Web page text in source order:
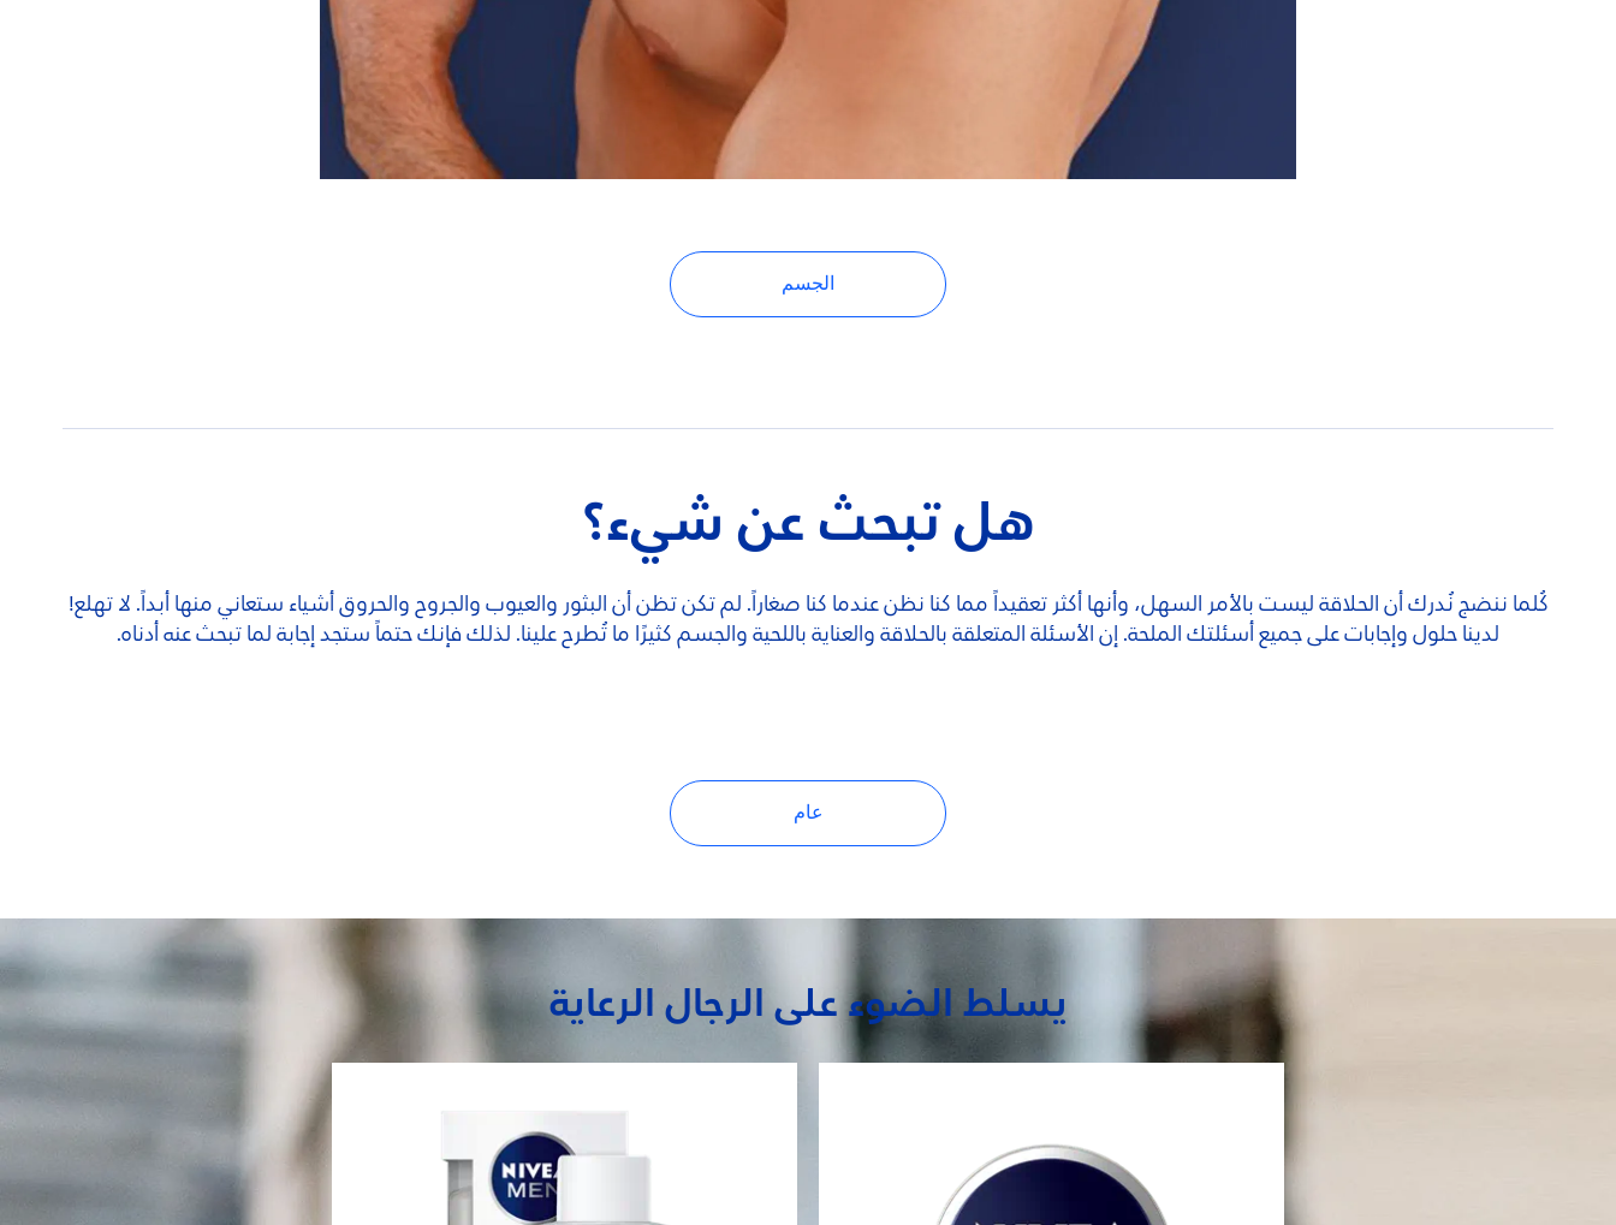
الجسم
هل تبحث عن شيء؟
كُلما ننضج نُدرك أن الحلاقة ليست بالأمر السهل، وأنها أكثر تعقيداً مما كنا نظن عندما كنا صغاراً. لم تكن تظن أن البثور والعيوب والجروح والحروق أشياء ستعاني منها أبداً. لا تهلع!
لدينا حلول وإجابات على جميع أسئلتك الملحة. إن الأسئلة المتعلقة بالحلاقة والعناية باللحية والجسم كثيرًا ما تُطرح علينا. لذلك فإنك حتماً ستجد إجابة لما تبحث عنه أدناه.
عام
يسلط الضوء على الرجال الرعاية